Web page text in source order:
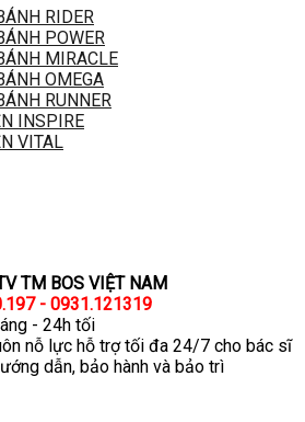
RIDER
POWER
MIRACLE
OMEGA
RUNNER
INSPIRE
VITAL
TM BOS VIỆT NAM
- 0931.121319
- 24h tối
nỗ lực hỗ trợ tối đa 24/7 cho bác sĩ
dẫn, bảo hành và bảo trì